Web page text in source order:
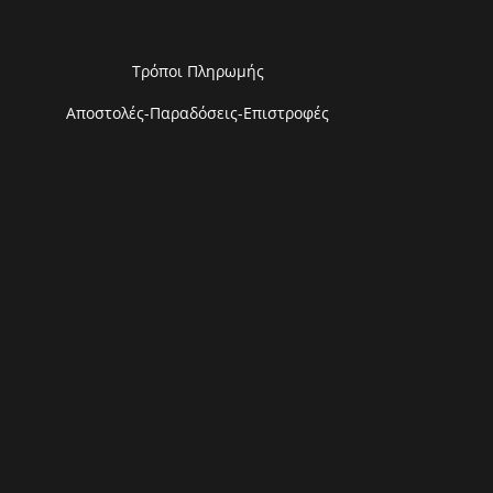
Τρόποι Πληρωμής
Αποστολές-Παραδόσεις-Επιστροφές